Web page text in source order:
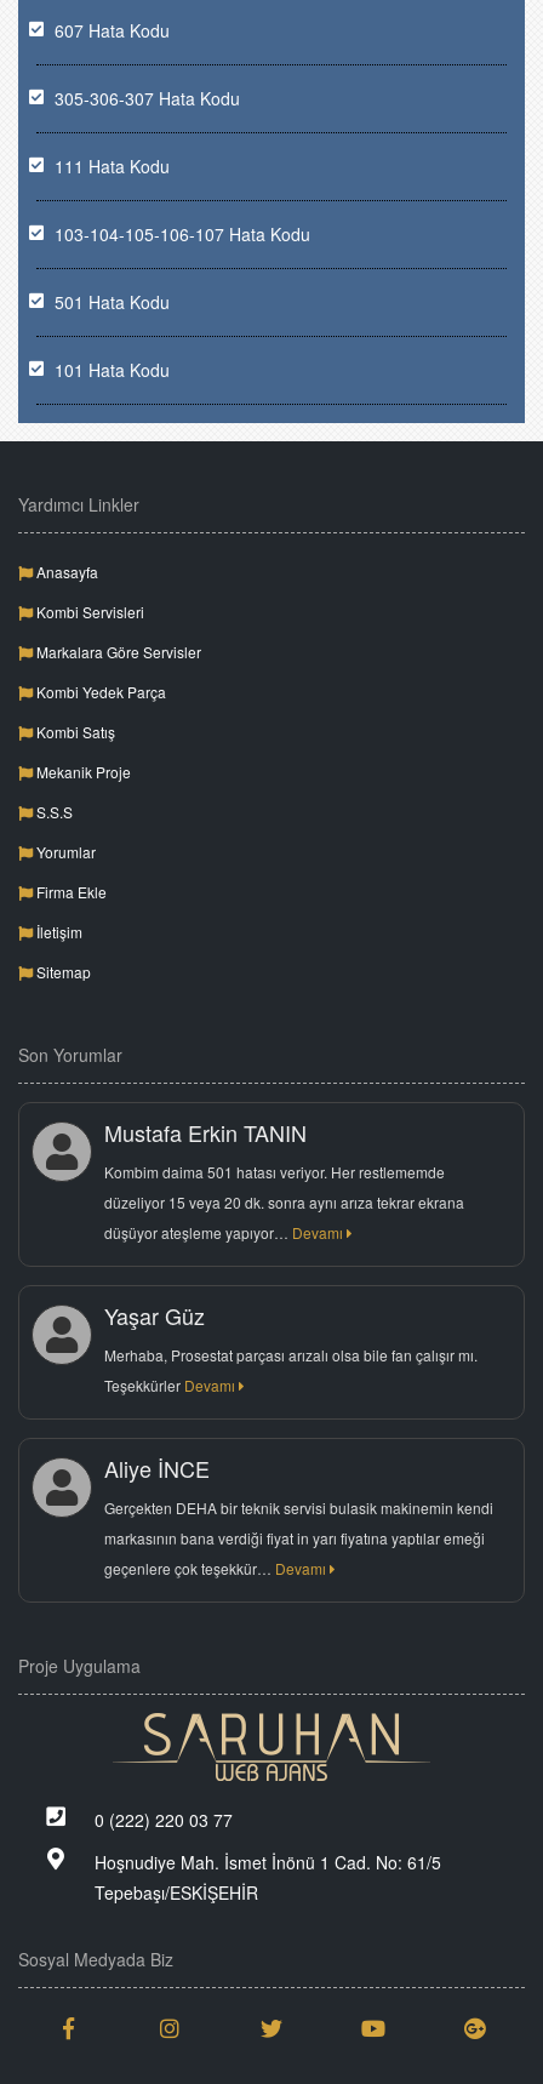
607 Hata Kodu
305-306-307 Hata Kodu
111 Hata Kodu
103-104-105-106-107 Hata Kodu
501 Hata Kodu
101 Hata Kodu
Yardımcı Linkler
Anasayfa
Kombi Servisleri
Markalara Göre Servisler
Kombi Yedek Parça
Kombi Satış
Mekanik Proje
S.S.S
Yorumlar
Firma Ekle
İletişim
Sitemap
Son Yorumlar
Mustafa Erkin TANIN
Kombim daima 501 hatası veriyor. Her restlememde
düzeliyor 15 veya 20 dk. sonra aynı arıza tekrar ekrana
düşüyor ateşleme yapıyor… Devamı
Yaşar Güz
Merhaba, Prosestat parçası arızalı olsa bile fan çalışır mı.
Teşekkürler Devamı
Aliye İNCE
Gerçekten DEHA bir teknik servisi bulasik makinemin kendi
markasının bana verdiği fiyat in yarı fiyatına yaptılar emeği
geçenlere çok teşekkür… Devamı
Proje Uygulama
0 (222) 220 03 77
Hoşnudiye Mah. İsmet İnönü 1 Cad. No: 61/5
Tepebaşı/ESKİŞEHİR
Sosyal Medyada Biz